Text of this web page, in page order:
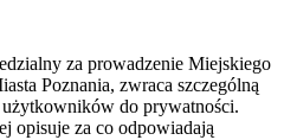
za prowadzenie Miejskiego
Poznania, zwraca szczególną
użytkowników do prywatności.
opisuje za co odpowiadają